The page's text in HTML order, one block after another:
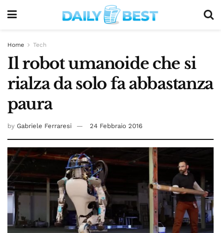
Home Tech
Il robot umanoide che si
rialza da solo fa abbastanza
paura
by Gabriele Ferraresi 24 Febbraio 2016